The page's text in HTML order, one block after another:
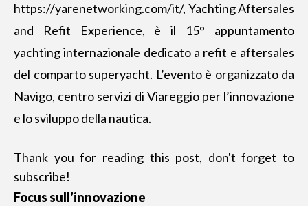
https://yarenetworking.com/it/, Yachting Aftersales
and Refit Experience, è il 15° appuntamento
yachting internazionale dedicato a refit e aftersales
del comparto superyacht. L’evento è organizzato da
Navigo, centro servizi di Viareggio per l’innovazione
e lo sviluppo della nautica.
Thank you for reading this post, don't forget to
subscribe!
Focus sull’innovazione